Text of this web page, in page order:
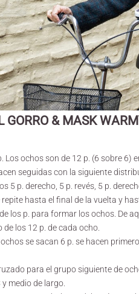
GORRO & MASK
ochos son de 12 p. (6 sobre 6)
seguidas con la siguiente
5 p. derecho, 5 p. revés, 5 p.
hasta el final de la vuelta y
los p. para formar los ochos. De
los 12 p. de cada ocho.
se sacan 6 p. se hacen
para el grupo siguiente de
medio de largo.